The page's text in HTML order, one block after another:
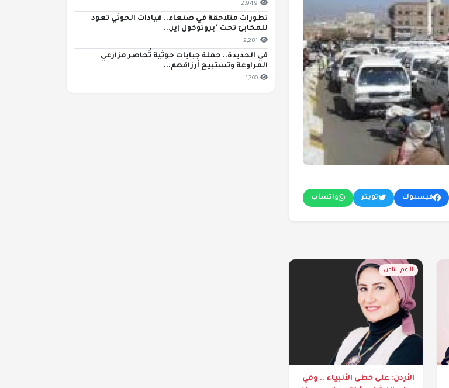
فيسبوك تويتر واتساب
اليوم الثامن
الأردن: على خطى الأنبياء .. وفي
2,949
تطورات متلاحقة في صنعاء.. قيادات الحوثي تعود
للمخابئ تحت "بروتوكول إير...
2,281
في الحديدة.. حملة جبايات حوثية تُحاصر مزارعي
المراوعة وتستبيح أرزاقهم...
1,700